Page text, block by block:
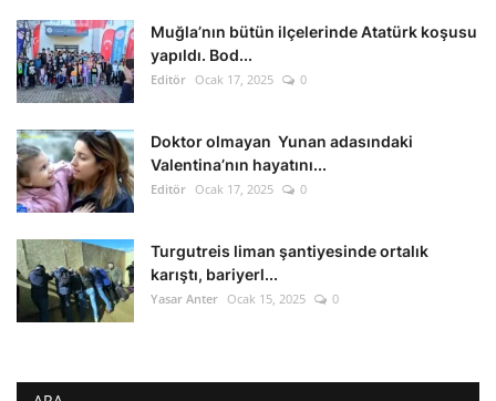
Muğla’nın bütün ilçelerinde Atatürk koşusu
yapıldı. Bod...
Editör Ocak 17, 2025 0
Doktor olmayan Yunan adasındaki
Valentina’nın hayatını...
Editör Ocak 17, 2025 0
Turgutreis liman şantiyesinde ortalık
karıştı, bariyerl...
Yasar Anter Ocak 15, 2025 0